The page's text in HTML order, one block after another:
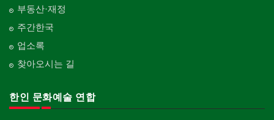
부동산·재정
주간한국
업소록
찾아오시는 길
한인 문화예술 연합